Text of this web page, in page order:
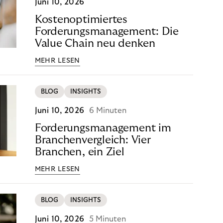
Juni 10, 2026
Kostenoptimiertes
Forderungsmanagement: Die
Value Chain neu denken
MEHR LESEN
BLOG INSIGHTS
Juni 10, 2026 6 Minuten
Forderungsmanagement im
Branchenvergleich: Vier
Branchen, ein Ziel
MEHR LESEN
BLOG INSIGHTS
Juni 10, 2026 5 Minuten